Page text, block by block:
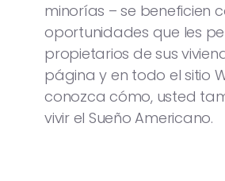
minorías – se beneficien
oportunidades que les
propietarios de sus
página y en todo el sitio
conozca cómo, usted
vivir el Sueño Americano.